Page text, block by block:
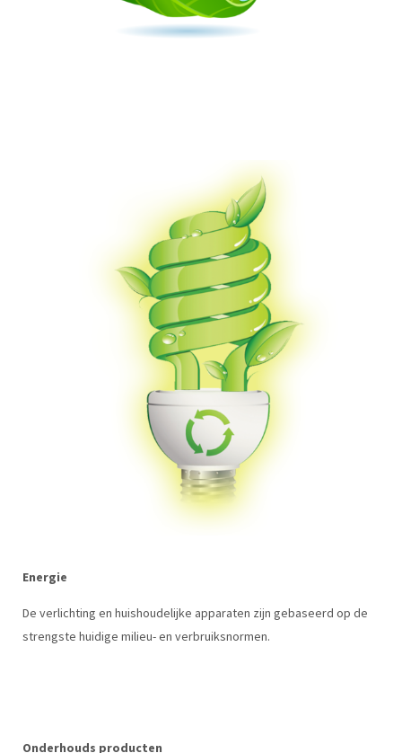
Energie
De verlichting en huishoudelijke apparaten zijn gebaseerd op de
strengste huidige milieu- en verbruiksnormen.
Onderhouds producten